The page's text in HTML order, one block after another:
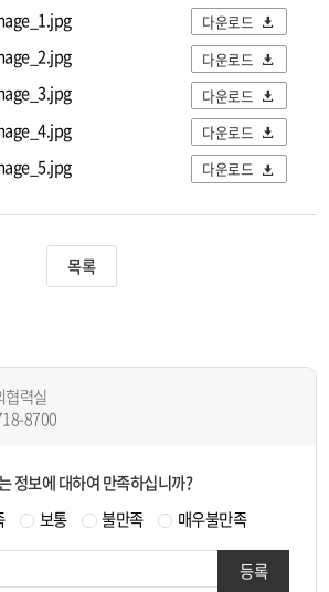
다운로드
다운로드
다운로드
다운로드
다운로드
목록
협력실
8700
정보에 대하여 만족하십니까?
보통 불만족 매우불만족
등록